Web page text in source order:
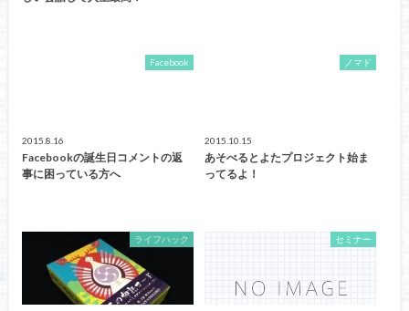
Facebook
2015.8.16
Facebookの誕生日コメントの返
事に困っている方へ
ノマド
2015.10.15
あそべるとよたプロジェクト始ま
ってるよ！
ライフハック セミナー